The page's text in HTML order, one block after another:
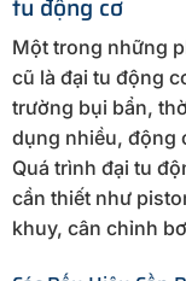
Một trong những
cũ là đại tu động
trường bụi bẩn,
dụng nhiều, động
Quá trình đại tu
cần thiết như
khuy, cân chỉnh